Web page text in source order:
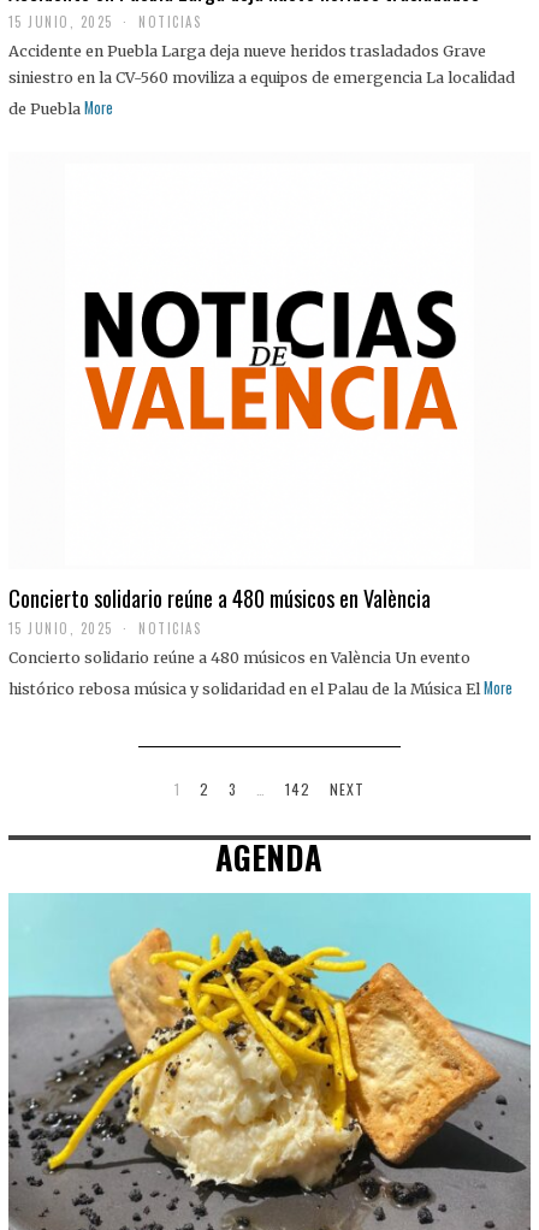
15 JUNIO, 2025 NOTICIAS
Accidente en Puebla Larga deja nueve heridos trasladados Grave
siniestro en la CV-560 moviliza a equipos de emergencia La localidad
de Puebla More
Concierto solidario reúne a 480 músicos en València
15 JUNIO, 2025 NOTICIAS
Concierto solidario reúne a 480 músicos en València Un evento
histórico rebosa música y solidaridad en el Palau de la Música El More
1 2 3 142 NEXT
AGENDA